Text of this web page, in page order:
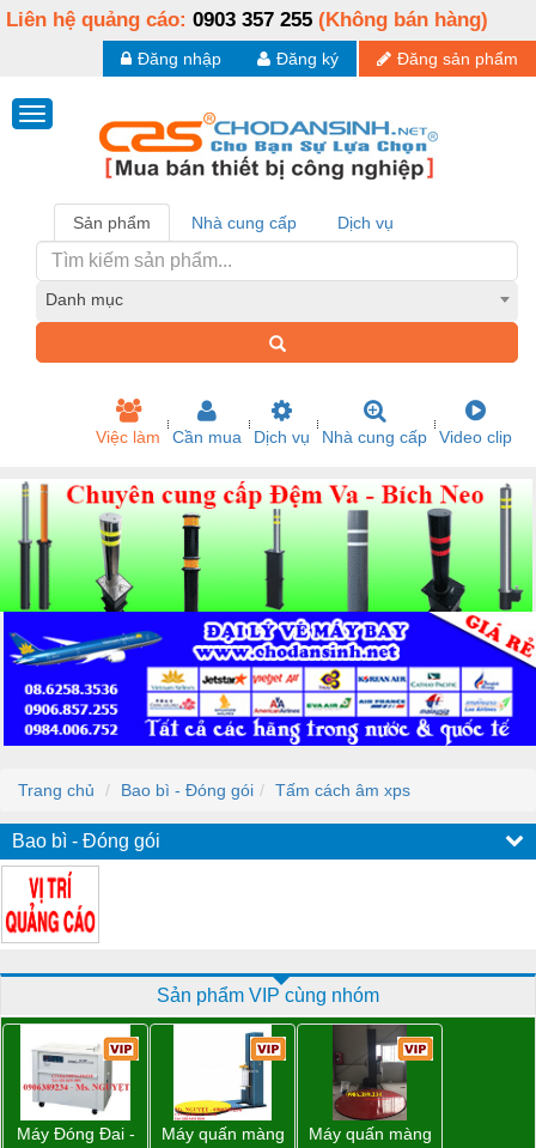
Liên hệ quảng cáo: 0903 357 255 (Không bán hàng)
Đăng sản phẩm
Đăng ký
Đăng nhập
Sản phẩm Nhà cung cấp Dịch vụ
Danh mục
Việc làm Cần mua Dịch vụ Nhà cung cấp Video clip
Trang chủ Bao bì - Đóng gói Tấm cách âm xps
Bao bì - Đóng gói
Sản phẩm VIP cùng nhóm
Máy Đóng Đai -
Máy quấn màng
Máy quấn màng